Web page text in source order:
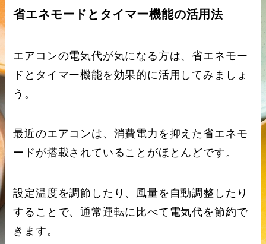
省エネモードとタイマー機能の活用法
エアコンの電気代が気になる方は、省エネモー
ドとタイマー機能を効果的に活用してみましょ
う。
最近のエアコンは、消費電力を抑えた省エネモ
ードが搭載されていることがほとんどです。
設定温度を調節したり、風量を自動調整したり
することで、通常運転に比べて電気代を節約で
きます。